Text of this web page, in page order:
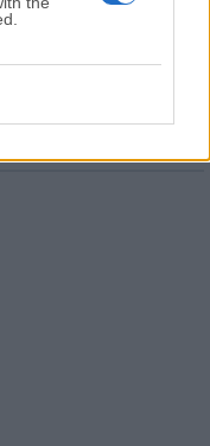
(64-bit)
Filehorse? (